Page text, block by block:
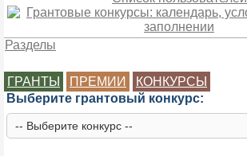
Разделы
ГРАНТЫ ПРЕМИИ
КОНКУРСЫ
Выберите грантовый конкурс: